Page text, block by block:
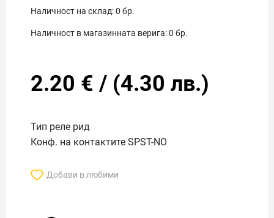
Наличност на склад:0 бр.
Наличност в магазинната верига:0 бр.
2.20 € / (4.30 лв.)
Тип реле рид
Конф. на контактите SPST-NO
Добави в любими